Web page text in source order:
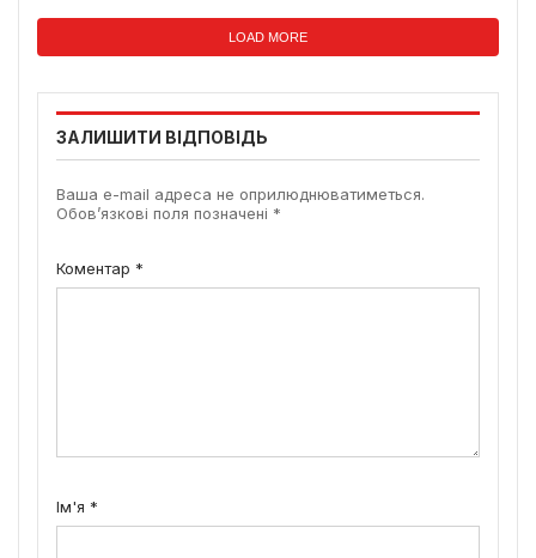
LOAD MORE
ЗАЛИШИТИ ВІДПОВІДЬ
Ваша e-mail адреса не оприлюднюватиметься.
Обов’язкові поля позначені *
Коментар *
Ім'я *